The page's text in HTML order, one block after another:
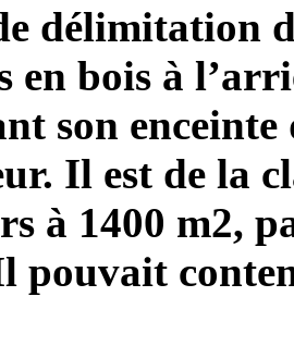
délimitation
en bois à
son
Il est de la
à 1400 m2,
pouvait